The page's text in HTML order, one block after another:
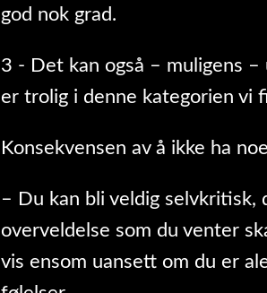
god nok grad.
3 - Det kan også – muligens
er trolig i denne kategorien vi
Konsekvensen av å ikke ha
– Du kan bli veldig selvkritisk,
overveldelse som du venter
vis ensom uansett om du er